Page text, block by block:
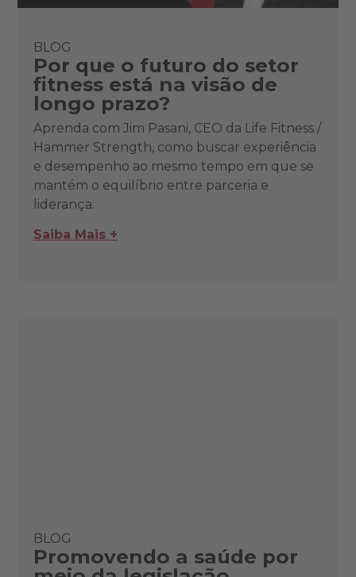
BLOG
Por que o futuro do setor
fitness está na visão de
longo prazo?
Aprenda com Jim Pasani, CEO da Life Fitness /
Hammer Strength, como buscar experiência
e desempenho ao mesmo tempo em que se
mantém o equilíbrio entre parceria e
liderança.
Saiba Mais +
BLOG
Promovendo a saúde por